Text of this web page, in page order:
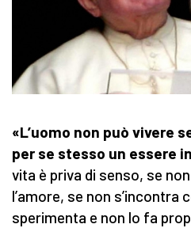
«L’uomo non può vivere
per se stesso un essere
vita è priva di senso, se
l’amore, se non s’incontra
sperimenta e non lo fa